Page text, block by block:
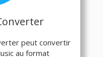
peut convertir
au format